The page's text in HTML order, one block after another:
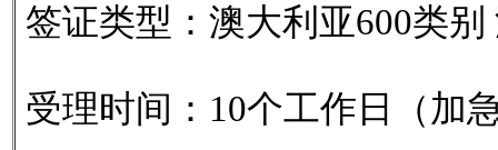
签证类型：澳大利亚600类
受理时间：10个工作日（加